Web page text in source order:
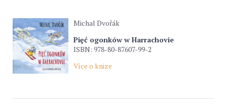
Michal Dvořák
Pięć ogonków w Harrachovie
ISBN: 978-80-87607-99-2
Více o knize